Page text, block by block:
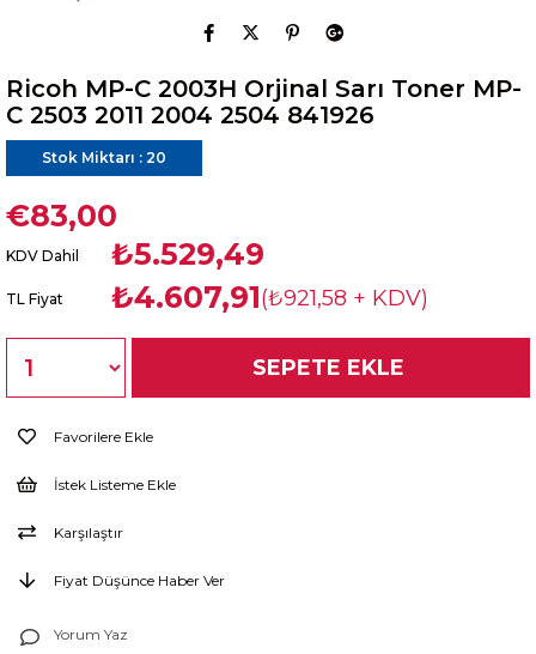
Ricoh MP-C 2003H Orjinal Sarı Toner MP-
C 2503 2011 2004 2504 841926
Stok Miktarı : 20
€83,00
KDV Dahil ₺5.529,49
TL Fiyat ₺4.607,91(₺921,58 + KDV)
Favorilere Ekle
İstek Listeme Ekle
Karşılaştır
Fiyat Düşünce Haber Ver
Yorum Yaz